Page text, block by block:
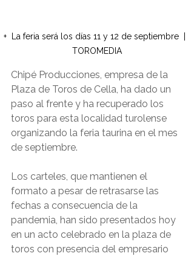
+  La feria será los días 11 y 12 de septiembre  |
TOROMEDIA
Chipé Producciones, empresa de la
Plaza de Toros de Cella, ha dado un
paso al frente y ha recuperado los
toros para esta localidad turolense
organizando la feria taurina en el mes
de septiembre.
Los carteles, que mantienen el
formato a pesar de retrasarse las
fechas a consecuencia de la
pandemia, han sido presentados hoy
en un acto celebrado en la plaza de
toros con presencia del empresario